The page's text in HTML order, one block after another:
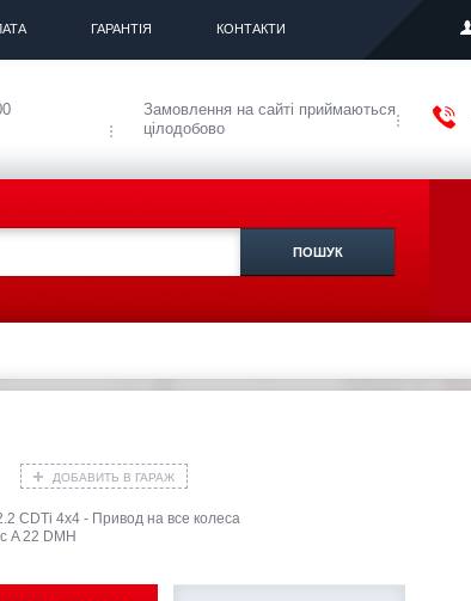
ГАРАНТІЯ КОНТАКТИ
Замовлення на сайті приймаються
цілодобово
ДОБАВИТЬ В ГАРАЖ
CDTi 4x4 - Привод на все колеса
A 22 DMH